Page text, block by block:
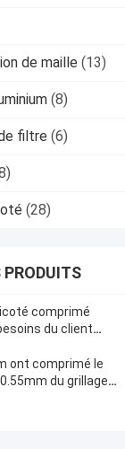
de maille (13)
(8)
filtre (6)
(28)
PRODUITS
comprimé
du client
fil
ont comprimé le
du grillage